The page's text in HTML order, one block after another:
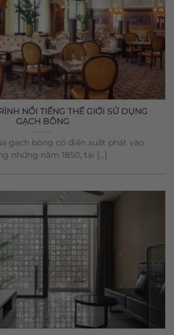
NỔI TIẾNG THẾ GIỚI SỬ DỤNG
GẠCH BÔNG
gạch bông cổ điển xuất phát vào
những năm 1850, tại [...]